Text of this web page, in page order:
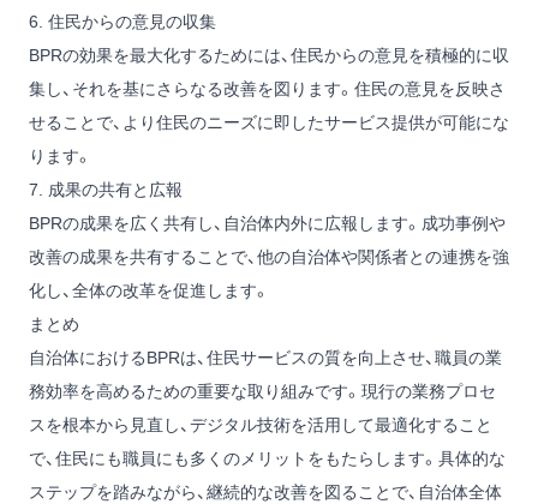
6. 住民からの意見の収集
BPRの効果を最大化するためには、住民からの意見を積極的に収
集し、それを基にさらなる改善を図ります。住民の意見を反映さ
せることで、より住民のニーズに即したサービス提供が可能にな
ります。
7. 成果の共有と広報
BPRの成果を広く共有し、自治体内外に広報します。成功事例や
改善の成果を共有することで、他の自治体や関係者との連携を強
化し、全体の改革を促進します。
まとめ
自治体におけるBPRは、住民サービスの質を向上させ、職員の業
務効率を高めるための重要な取り組みです。現行の業務プロセ
スを根本から見直し、デジタル技術を活用して最適化すること
で、住民にも職員にも多くのメリットをもたらします。具体的な
ステップを踏みながら、継続的な改善を図ることで、自治体全体